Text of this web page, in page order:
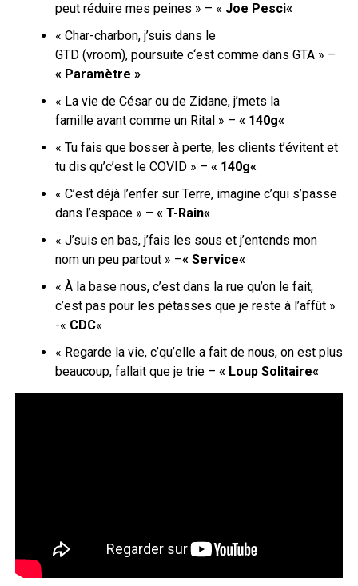
peut réduire mes peines » – « Joe Pesci«
« Char-charbon, j’suis dans le
GTD (vroom), poursuite c‘est comme dans GTA» –
« Paramètre »
« La vie de César ou de Zidane, j’mets la
famille avantcomme un Rital » – « 140g«
« Tu fais que bosser à perte, les clients t’évitent et
tu dis qu’c’est le COVID » – « 140g«
« C’est déjà l’enfer sur Terre, imagine c’quis’passe
dans l’espace » – « T-Rain«
« J’suis en bas, j’fais les sous et j’entends mon
nom un peu partout » –« Service«
« À la base nous, c’est dans la rue qu’on lе fait,
c’est pas pour les pétasses que je reste à l’affût »
-« CDC«
« Regarde la vie, c’qu’ellea fait de nous, on est plus
beaucoup, fallait que je trie – « Loup Solitaire«